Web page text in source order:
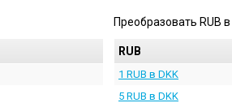
Преобразовать RUB в
RUB
1 RUB в DKK
5 RUB в DKK